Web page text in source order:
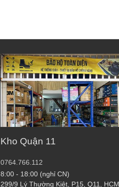
Kho Quận 11
0764.766.112
8:00 - 18:00 (nghỉ CN)
299/9 Lý Thường Kiệt, P15, Q11, HCM